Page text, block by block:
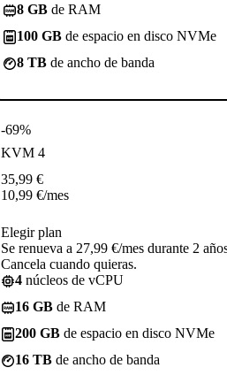
8 GB de RAM
100 GB de espacio en disco NVMe
8 TB de ancho de banda
-69%
KVM 4
35,99 €
10,99 €/mes
Elegir plan
Se renueva a 27,99 €/mes durante 2
Cancela cuando quieras.
4 núcleos de vCPU
16 GB de RAM
200 GB de espacio en disco NVMe
16 TB de ancho de banda